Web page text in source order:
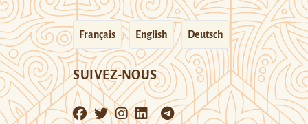
Français English Deutsch
SUIVEZ-NOUS